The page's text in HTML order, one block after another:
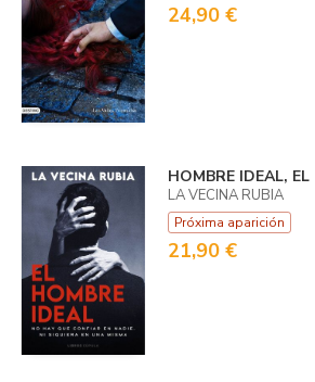
24,90 €
HOMBRE IDEAL, EL
LA VECINA RUBIA
Próxima aparición
21,90 €